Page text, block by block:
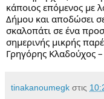
κάποιος επόμενος με
Δήμου και αποδώσει
σκαλοπάτι σε ένα
σημερινής μικρής
Γρηγόρης Κλαδούχος
tinakanoumegk στις